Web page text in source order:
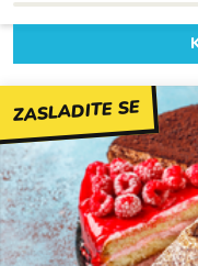
ZASLADITE SE